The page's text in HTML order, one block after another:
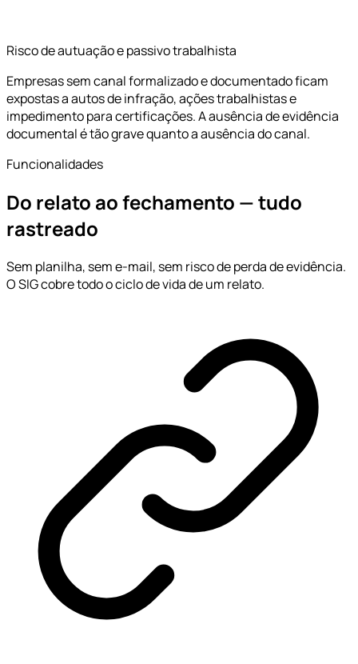
Risco de autuação e passivo trabalhista
Empresas sem canal formalizado e documentado ficam
expostas a autos de infração, ações trabalhistas e
impedimento para certificações. A ausência de evidência
documental é tão grave quanto a ausência do canal.
Funcionalidades
Do relato ao fechamento — tudo
rastreado
Sem planilha, sem e-mail, sem risco de perda de evidência.
O SIG cobre todo o ciclo de vida de um relato.